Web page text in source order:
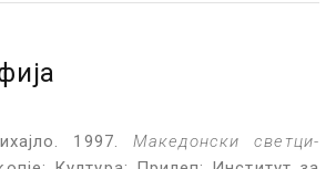
1997. Македонски светци-